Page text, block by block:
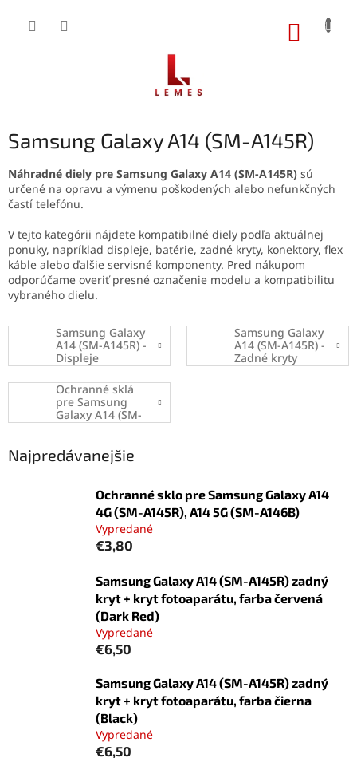
Samsung Galaxy A14 (SM-A145R)
Náhradné diely pre Samsung Galaxy A14 (SM-A145R) sú
určené na opravu a výmenu poškodených alebo nefunkčných
častí telefónu.
V tejto kategórii nájdete kompatibilné diely podľa aktuálnej
ponuky, napríklad displeje, batérie, zadné kryty, konektory, flex
káble alebo ďalšie servisné komponenty. Pred nákupom
odporúčame overiť presné označenie modelu a kompatibilitu
vybraného dielu.
Samsung Galaxy
A14 (SM-A145R) -
Displeje
Samsung Galaxy
A14 (SM-A145R) -
Zadné kryty
Ochranné sklá
pre Samsung
Galaxy A14 (SM-
A145R)
Najpredávanejšie
Ochranné sklo pre Samsung Galaxy A14
4G (SM-A145R), A14 5G (SM-A146B)
Vypredané
€3,80
Samsung Galaxy A14 (SM-A145R) zadný
kryt + kryt fotoaparátu, farba červená
(Dark Red)
Vypredané
€6,50
Samsung Galaxy A14 (SM-A145R) zadný
kryt + kryt fotoaparátu, farba čierna
(Black)
Vypredané
€6,50